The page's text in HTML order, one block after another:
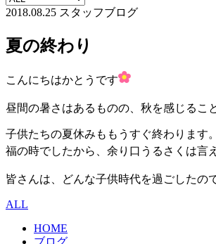
2018.08.25 スタッフブログ
夏の終わり
こんにちはかとうです
昼間の暑さはあるものの、秋を感じる
子供たちの夏休みももうすぐ終わります
福の時でしたから、余り口うるさくは言
皆さんは、どんな子供時代を過ごしたの
ALL
HOME
ブログ